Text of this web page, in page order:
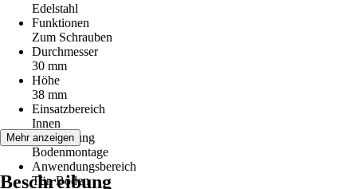
Edelstahl
Funktionen
Zum Schrauben
Durchmesser
30 mm
Höhe
38 mm
Einsatzbereich
Innen
Anwendung
Bodenmontage
Anwendungsbereich
Tür, Boden
Mehr anzeigen
Beschreibung